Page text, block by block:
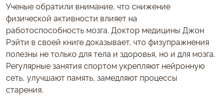
Ученые обратили внимание, что снижение
физической активности влияет на
работоспособность мозга. Доктор медицины Джон
Рэйти в своей книге доказывает, что физупражнения
полезны не только для тела и здоровья, но и для мозга.
Регулярные занятия спортом укрепляют нейронную
сеть, улучшают память, замедляют процессы
старения.